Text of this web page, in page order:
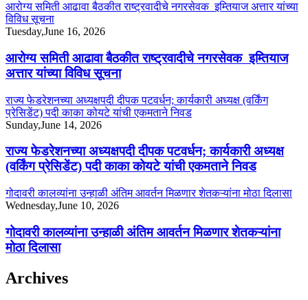
आरोग्य समिती आढावा बैठकीत राष्ट्रवादीचे नगरसेवक इम्तियाज अत्तार यांच्या
विविध सूचना
Tuesday,June 16, 2026
आरोग्य समिती आढावा बैठकीत राष्ट्रवादीचे नगरसेवक इम्तियाज
अत्तार यांच्या विविध सूचना
राज्य फेडरेशनच्या अध्यक्षपदी दीपक पटवर्धन; कार्यकारी अध्यक्ष (वर्किंग
प्रेसिडेंट) पदी काका कोयटे यांची एकमताने निवड
Sunday,June 14, 2026
राज्य फेडरेशनच्या अध्यक्षपदी दीपक पटवर्धन; कार्यकारी अध्यक्ष
(वर्किंग प्रेसिडेंट) पदी काका कोयटे यांची एकमताने निवड
गोदावरी कालव्यांना उन्हाळी अंतिम आवर्तन मिळणार शेतकऱ्यांना मोठा दिलासा
Wednesday,June 10, 2026
गोदावरी कालव्यांना उन्हाळी अंतिम आवर्तन मिळणार शेतकऱ्यांना
मोठा दिलासा
Archives